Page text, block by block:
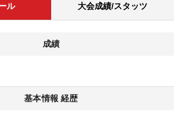
ル 大会成績/スタッツ
成績
基本情報 経歴